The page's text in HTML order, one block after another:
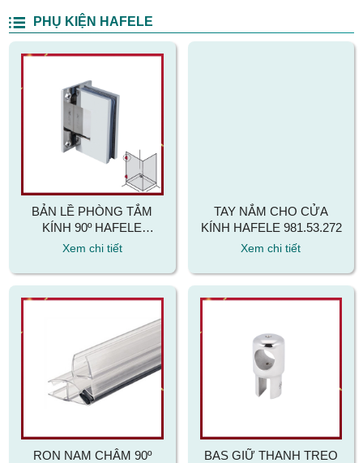
PHỤ KIỆN HAFELE
BẢN LỀ PHÒNG TẮM
KÍNH 90º HAFELE
981.77.900
Xem chi tiết
TAY NẮM CHO CỬA
KÍNH HAFELE 981.53.272
Xem chi tiết
RON NAM CHÂM 90º BAS GIỮ THANH TREO